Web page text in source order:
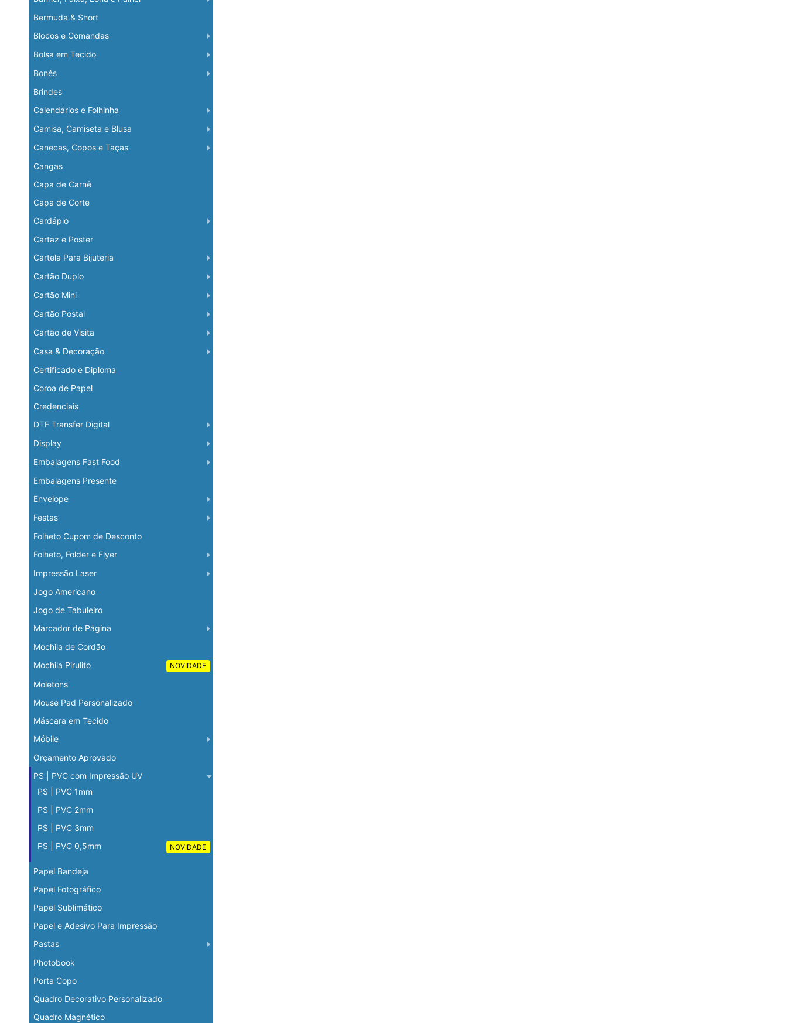
Bermuda & Short
Blocos e Comandas
Bolsa em Tecido
Bonés
Brindes
Calendários e Folhinha
Camisa, Camiseta e Blusa
Canecas, Copos e Taças
Cangas
Capa de Carnê
Capa de Corte
Cardápio
Cartaz e Poster
Cartela Para Bijuteria
Cartão Duplo
Cartão Mini
Cartão Postal
Cartão de Visita
Casa & Decoração
Certificado e Diploma
Coroa de Papel
Credenciais
DTF Transfer Digital
Display
Embalagens Fast Food
Embalagens Presente
Envelope
Festas
Folheto Cupom de Desconto
Folheto, Folder e Flyer
Impressão Laser
Jogo Americano
Jogo de Tabuleiro
Marcador de Página
Mochila de Cordão
NOVIDADE
Mochila Pirulito
Moletons
Mouse Pad Personalizado
Máscara em Tecido
Móbile
Orçamento Aprovado
PS | PVC com Impressão UV
PS | PVC 1mm
PS | PVC 2mm
PS | PVC 3mm
NOVIDADE
PS | PVC 0,5mm
Papel Bandeja
Papel Fotográfico
Papel Sublimático
Papel e Adesivo Para Impressão
Pastas
Photobook
Porta Copo
Quadro Decorativo Personalizado
Quadro Magnético